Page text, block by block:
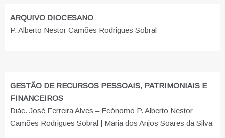
ARQUIVO DIOCESANO
P. Alberto Nestor Camões Rodrigues Sobral
GESTÃO DE RECURSOS PESSOAIS, PATRIMONIAIS E
FINANCEIROS
Diác. José Ferreira Alves – Ecónomo P. Alberto Nestor
Camões Rodrigues Sobral | Maria dos Anjos Soares da Silva